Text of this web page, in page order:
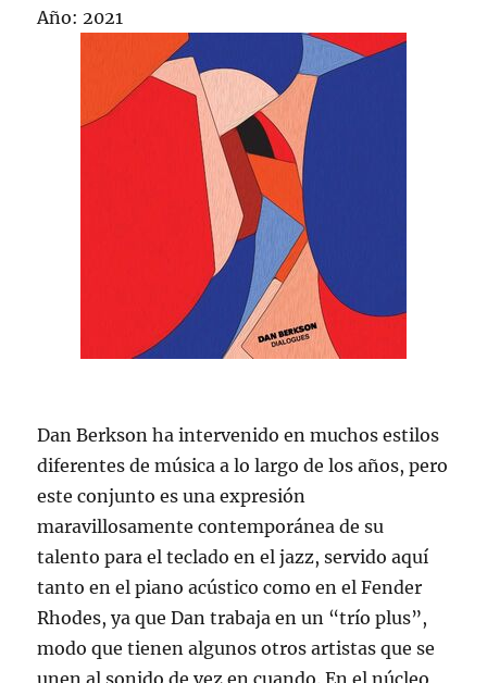
Año: 2021
Dan Berkson ha intervenido en muchos estilos
diferentes de música a lo largo de los años, pero
este conjunto es una expresión
maravillosamente contemporánea de su
talento para el teclado en el jazz, servido aquí
tanto en el piano acústico como en el Fender
Rhodes, ya que Dan trabaja en un “trío plus”,
modo que tienen algunos otros artistas que se